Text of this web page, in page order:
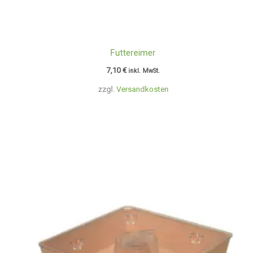
zzgl. Versandkosten
Futtereimer
7,10€ inkl. MwSt.